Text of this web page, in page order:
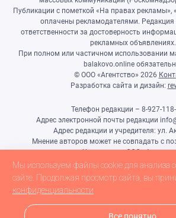
Публикации с пометкой «На правах рекламы»,
оплачены рекламодателями. Редакция
ответственности за достоверность
рекламных объявлениях.
При полном или частичном использовании
balakovo.online
© ООО «Агентство» 2026
Разработка сайта и дизайн:
Телефон редакции – 8-927-
Адрес электронной почты редакции
Адрес редакции и учредителя: ул.
Мнение авторов может не совпадать с
Учредитель: ООО
Гл.редактор Ивлиева
Настоящий ресурс может содержать
Мы используем файлы cookie для анализа
сайте. Продолжая просмотр сайта, вы
конфиденциальности